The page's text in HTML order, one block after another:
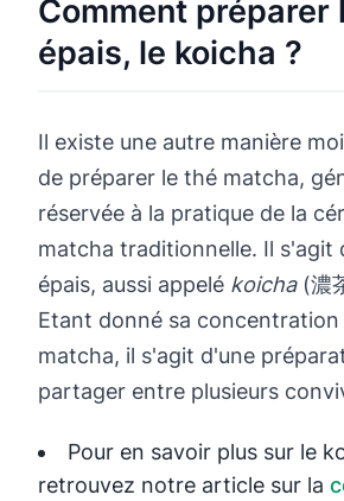
Comment préparer
épais, le koicha ?
Il existe une autre manière
de préparer le thé matcha,
réservée à la pratique de la
matcha traditionnelle. Il s'agit
épais, aussi appelé koicha(濃
Etant donné sa
matcha, il s'agit d'une
partager entre plusieurs
Pour en savoir plus sur le
retrouvez notre article sur la